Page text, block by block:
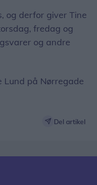
og derfor giver Tine
fredag og
og andre
Lund på Nørregade
Del artikel